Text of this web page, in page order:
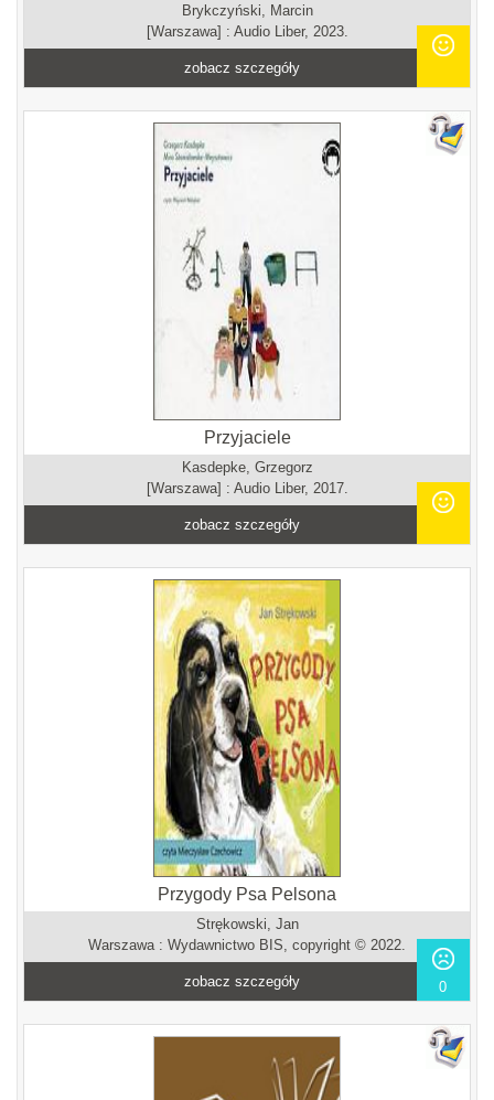
Brykczyński, Marcin
[Warszawa] : Audio Liber, 2023.
zobacz szczegóły
Przyjaciele
Kasdepke, Grzegorz
[Warszawa] : Audio Liber, 2017.
zobacz szczegóły
Przygody Psa Pelsona
Strękowski, Jan
Warszawa : Wydawnictwo BIS, copyright © 2022.
0
zobacz szczegóły